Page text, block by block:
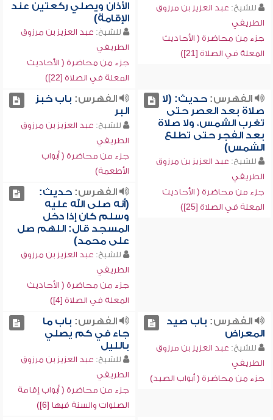
للشيخ: عبد العزيز بن مرزوق
الطريفي
جزء من محاضرة ( الأحاديث
المعلة في الصلاة [21])
الأذان ويصلي ركعتين عند
الإقامة)
للشيخ: عبد العزيز بن مرزوق
الطريفي
جزء من محاضرة ( الأحاديث
المعلة في الصلاة [22])
الفهرس:حديث: (لا
صلاة بعد العصر حتى
تغرب الشمس، ولا صلاة
بعد الفجر حتى تطلع
الشمس)
للشيخ: عبد العزيز بن مرزوق
الطريفي
جزء من محاضرة ( الأحاديث
المعلة في الصلاة [25])
الفهرس: باب خبز
البر
للشيخ: عبد العزيز بن مرزوق
الطريفي
جزء من محاضرة ( أبواب
الأطعمة)
الفهرس:حديث:
(أنه صلى الله عليه
وسلم كان إذا دخل
المسجد قال: اللهم صل
على محمد)
للشيخ: عبد العزيز بن مرزوق
الطريفي
جزء من محاضرة ( الأحاديث
المعلة في الصلاة [4])
الفهرس: باب صيد
المعراض
للشيخ: عبد العزيز بن مرزوق
الطريفي
جزء من محاضرة ( أبواب الصيد)
الفهرس: باب ما
جاء في كم يصلي
بالليل
للشيخ: عبد العزيز بن مرزوق
الطريفي
جزء من محاضرة ( أبواب إقامة
الصلوات والسنة فيها [6])